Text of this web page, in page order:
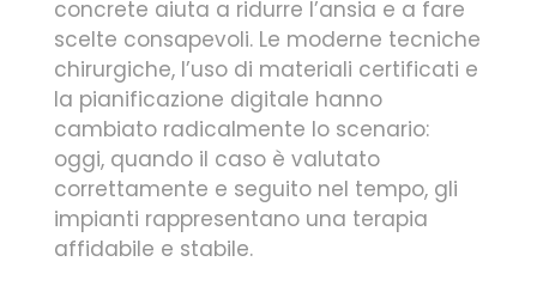
concrete aiuta a ridurre l’ansia e a fare
scelte consapevoli. Le moderne tecniche
chirurgiche, l’uso di materiali certificati e
la pianificazione digitale hanno
cambiato radicalmente lo scenario:
oggi, quando il caso è valutato
correttamente e seguito nel tempo, gli
impianti rappresentano una terapia
affidabile e stabile.